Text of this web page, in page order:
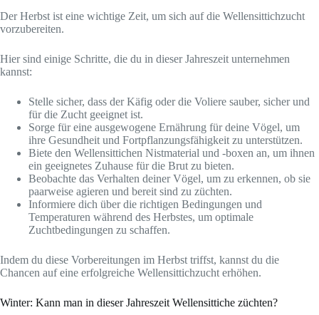
Der Herbst ist eine wichtige Zeit, um sich auf die Wellensittichzucht
vorzubereiten.
Hier sind einige Schritte, die du in dieser Jahreszeit unternehmen
kannst:
Stelle sicher, dass der Käfig oder die Voliere sauber, sicher und
für die Zucht geeignet ist.
Sorge für eine ausgewogene Ernährung für deine Vögel, um
ihre Gesundheit und Fortpflanzungsfähigkeit zu unterstützen.
Biete den Wellensittichen Nistmaterial und -boxen an, um ihnen
ein geeignetes Zuhause für die Brut zu bieten.
Beobachte das Verhalten deiner Vögel, um zu erkennen, ob sie
paarweise agieren und bereit sind zu züchten.
Informiere dich über die richtigen Bedingungen und
Temperaturen während des Herbstes, um optimale
Zuchtbedingungen zu schaffen.
Indem du diese Vorbereitungen im Herbst triffst, kannst du die
Chancen auf eine erfolgreiche Wellensittichzucht erhöhen.
Winter: Kann man in dieser Jahreszeit Wellensittiche züchten?